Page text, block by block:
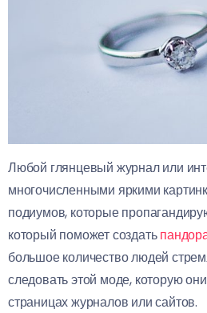
Любой глянцевый журнал или
многочисленными яркими
подиумов, которые
который поможет создать
большое количество людей
следовать этой моде, которую
страницах журналов или сайтов.